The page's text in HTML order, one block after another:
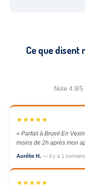
Ce que disent
Note 4.9/
★★★★★
« Parfait à Brueil En
moins de 2h après mon
Aurélie H. — il y a 1 semaine
★★★★★